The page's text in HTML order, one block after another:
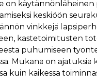
on
keskiöön
vinkkejä
kastetoimitusten
puhumiseen
Mukana on
kuin kaikessa